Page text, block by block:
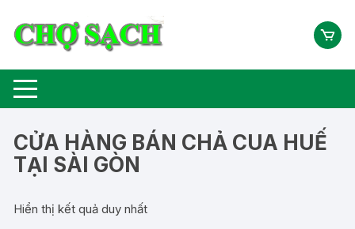
CỬA HÀNG BÁN CHẢ CUA HUẾ
TẠI SÀI GÒN
Hiển thị kết quả duy nhất